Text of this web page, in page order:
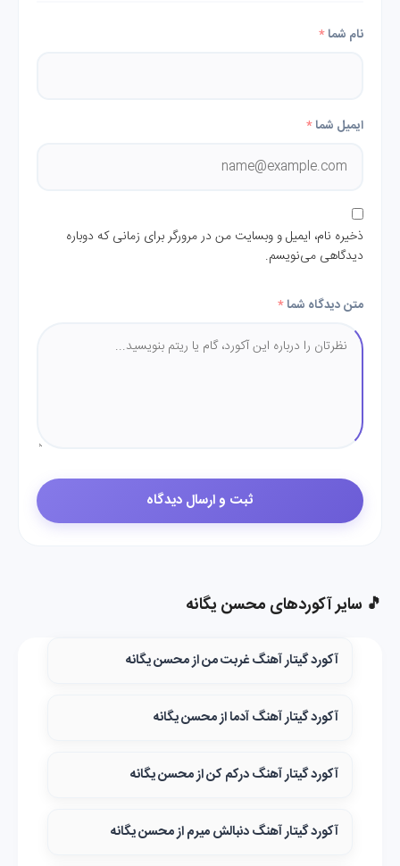
نام شما*
ایمیل شما*
ذخیره نام، ایمیل و وبسایت من در مرورگر برای زمانی که دوباره
دیدگاهی می‌نویسم.
متن دیدگاه شما*
🎵 سایر آکوردهای محسن یگانه
آکورد گیتار آهنگ غربت من از محسن یگانه
آکورد گیتار آهنگ آدما از محسن یگانه
آکورد گیتار آهنگ درکم کن از محسن یگانه
آکورد گیتار آهنگ دنبالش میرم از محسن یگانه